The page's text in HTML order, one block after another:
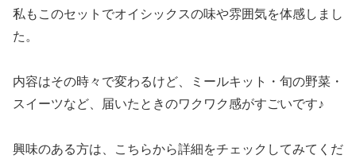
私もこのセットでオイシックスの味や雰囲気を体感しまし
た。
内容はその時々で変わるけど、ミールキット・旬の野菜・
スイーツなど、届いたときのワクワク感がすごいです♪
興味のある方は、こちらから詳細をチェックしてみてくだ